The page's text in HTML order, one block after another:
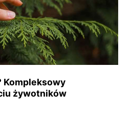
Kompleksowy
żywotników